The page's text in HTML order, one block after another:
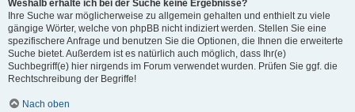
Weshalb erhalte ich bei der Suche keine Ergebnisse?
Ihre Suche war möglicherweise zu allgemein gehalten und enthielt zu viele
gängige Wörter, welche von phpBB nicht indiziert werden. Stellen Sie eine
spezifischere Anfrage und benutzen Sie die Optionen, die Ihnen die erweiterte
Suche bietet. Außerdem ist es natürlich auch möglich, dass Ihr(e)
Suchbegriff(e) hier nirgends im Forum verwendet wurden. Prüfen Sie ggf. die
Rechtschreibung der Begriffe!
Nach oben